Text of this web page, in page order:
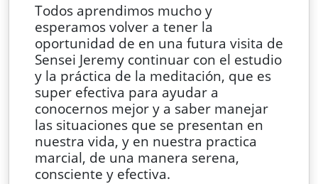
Todos aprendimos mucho y
esperamos volver a tener la
oportunidad de en una futura visita de
Sensei Jeremy continuar con el estudio
y la práctica de la meditación, que es
super efectiva para ayudar a
conocernos mejor y a saber manejar
las situaciones que se presentan en
nuestra vida, y en nuestra practica
marcial, de una manera serena,
consciente y efectiva.